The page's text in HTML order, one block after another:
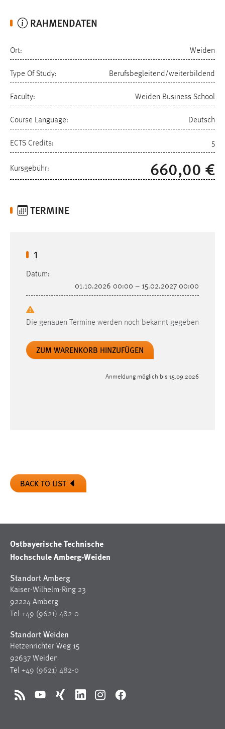
RAHMENDATEN
Ort: Weiden
Type Of Study: Berufsbegleitend/weiterbildend
Faculty: Weiden Business School
Course Language: Deutsch
ECTS Credits: 5
Kursgebühr: 660,00 €
TERMINE
1
Datum:
01.10.2026 00:00 – 15.02.2027 00:00
Die genauen Termine werden noch bekannt gegeben
Anmeldung möglich bis 15.09.2026
BACK TO LIST
Ostbayerische Technische
Hochschule Amberg-Weiden
Standort Amberg
Kaiser-Wilhelm-Ring 23
92224 Amberg
Tel +49 (9621) 482-0
Standort Weiden
Hetzenrichter Weg 15
92637 Weiden
Tel +49 (9621) 482-0
RSS YouTubeXing LinkedInInstagramFacebook